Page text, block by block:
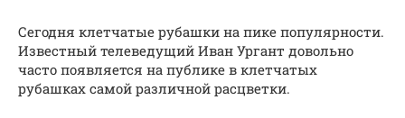
Сегодня клетчатые рубашки на пике популярности.
Известный телеведущий Иван Ургант довольно
часто появляется на публике в клетчатых
рубашках самой различной расцветки.